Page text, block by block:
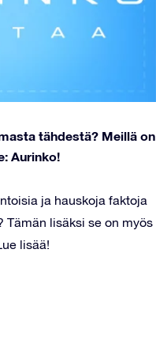
tähdestä? Meillä on
Aurinko!
ja hauskoja faktoja
Tämän lisäksi se on myös
lisää!